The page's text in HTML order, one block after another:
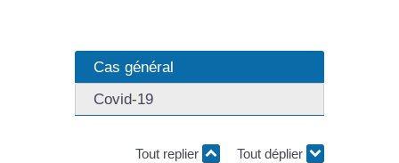
Cas général
Covid-19
Tout replier Tout déplier